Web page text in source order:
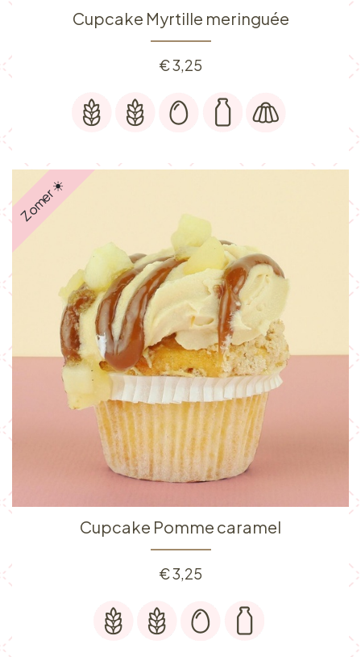
Cupcake Myrtille meringuée
€3,25
Zomer ☀️
Cupcake Pomme caramel
€3,25